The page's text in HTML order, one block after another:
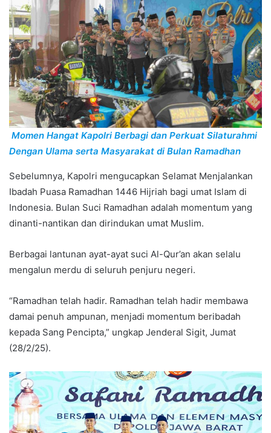
Momen Hangat Kapolri Berbagi dan Perkuat Silaturahmi
Dengan Ulama serta Masyarakat di Bulan Ramadhan
Sebelumnya, Kapolri mengucapkan Selamat Menjalankan
Ibadah Puasa Ramadhan 1446 Hijriah bagi umat Islam di
Indonesia. Bulan Suci Ramadhan adalah momentum yang
dinanti-nantikan dan dirindukan umat Muslim.
Berbagai lantunan ayat-ayat suci Al-Qur’an akan selalu
mengalun merdu di seluruh penjuru negeri.
“Ramadhan telah hadir. Ramadhan telah hadir membawa
damai penuh ampunan, menjadi momentum beribadah
kepada Sang Pencipta,” ungkap Jenderal Sigit, Jumat
(28/2/25).